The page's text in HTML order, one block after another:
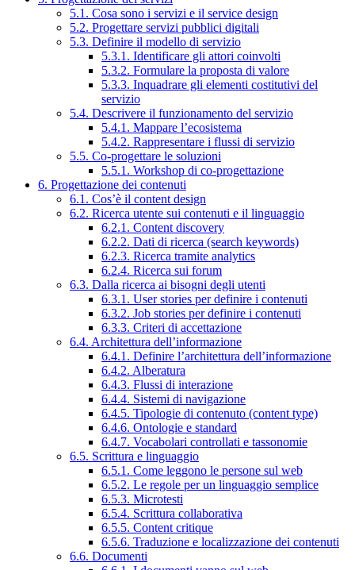
5.1. Cosa sono i servizi e il service design
5.2. Progettare servizi pubblici digitali
5.3. Definire il modello di servizio
5.3.1. Identificare gli attori coinvolti
5.3.2. Formulare la proposta di valore
5.3.3. Inquadrare gli elementi costitutivi del
servizio
5.4. Descrivere il funzionamento del servizio
5.4.1. Mappare l’ecosistema
5.4.2. Rappresentare i flussi di servizio
5.5. Co-progettare le soluzioni
5.5.1. Workshop di co-progettazione
6. Progettazione dei contenuti
6.1. Cos’è il content design
6.2. Ricerca utente sui contenuti e il linguaggio
6.2.1. Content discovery
6.2.2. Dati di ricerca (search keywords)
6.2.3. Ricerca tramite analytics
6.2.4. Ricerca sui forum
6.3. Dalla ricerca ai bisogni degli utenti
6.3.1. User stories per definire i contenuti
6.3.2. Job stories per definire i contenuti
6.3.3. Criteri di accettazione
6.4. Architettura dell’informazione
6.4.1. Definire l’architettura dell’informazione
6.4.2. Alberatura
6.4.3. Flussi di interazione
6.4.4. Sistemi di navigazione
6.4.5. Tipologie di contenuto (content type)
6.4.6. Ontologie e standard
6.4.7. Vocabolari controllati e tassonomie
6.5. Scrittura e linguaggio
6.5.1. Come leggono le persone sul web
6.5.2. Le regole per un linguaggio semplice
6.5.3. Microtesti
6.5.4. Scrittura collaborativa
6.5.5. Content critique
6.5.6. Traduzione e localizzazione dei contenuti
6.6. Documenti